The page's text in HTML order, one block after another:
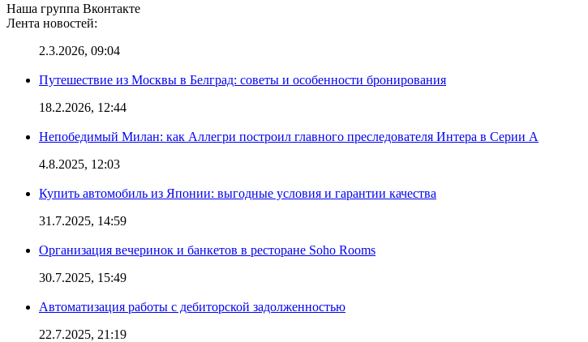
Наша группа Вконтакте
Лента новостей:
2.3.2026, 09:04
Путешествие из Москвы в Белград: советы и особенности бронирования
18.2.2026, 12:44
Непобедимый Милан: как Аллегри построил главного преследователя Интера в Серии А
4.8.2025, 12:03
Купить автомобиль из Японии: выгодные условия и гарантии качества
31.7.2025, 14:59
Организация вечеринок и банкетов в ресторане Soho Rooms
30.7.2025, 15:49
Автоматизация работы с дебиторской задолженностью
22.7.2025, 21:19